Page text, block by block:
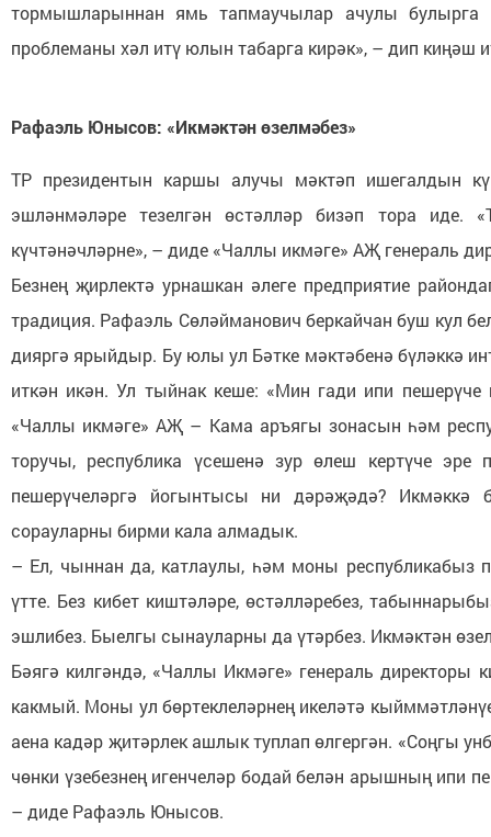
тормышларыннан ямь тапмаучылар ачулы
проблеманы хәл итү юлын табарга кирәк», – дип киңәш
Рафаэль Юнысов: «Икмәктән өзелмәбез»
ТР президентын каршы алучы мәктәп ишегалдын
эшләнмәләре тезелгән өстәлләр бизәп тора иде.
күчтәнәчләрне», – диде «Чаллы икмәге» АҖ генераль
Безнең җирлектә урнашкан әлеге предприятие
традиция. Рафаэль Сөләйманович беркайчан буш кул
дияргә ярыйдыр. Бу юлы ул Бәтке мәктәбенә бүләккә
иткән икән. Ул тыйнак кеше: «Мин гади ипи пешерүче
«Чаллы икмәге» АҖ – Кама аръягы зонасын һәм
торучы, республика үсешенә зур өлеш кертүче
пешерүчеләргә йогынтысы ни дәрәҗәдә?
сорауларны бирми кала алмадык.
– Ел, чыннан да, катлаулы, һәм моны республикабыз
үтте. Без кибет киштәләре, өстәлләребез,
эшлибез. Быелгы сынауларны да үтәрбез. Икмәктән
Бәягә килгәндә, «Чаллы Икмәге» генераль директоры
какмый. Моны ул бөртеклеләрнең икеләтә
аена кадәр җитәрлек ашлык туплап өлгергән. «Соңгы
чөнки үзебезнең игенчеләр бодай белән арышның
– диде Рафаэль Юнысов.